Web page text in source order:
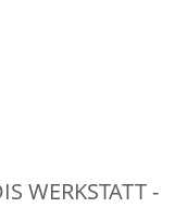
WERKSTATT -